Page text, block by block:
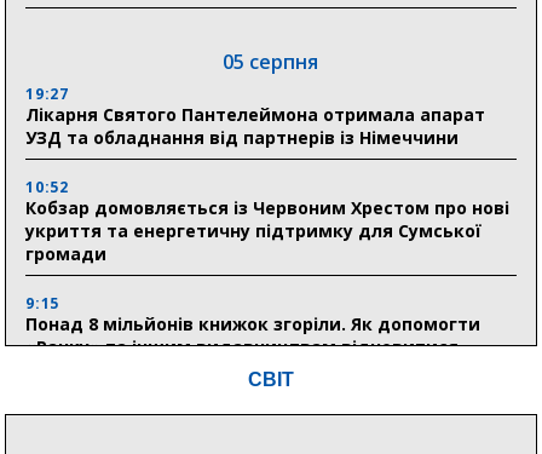
05 серпня
19:27
Лікарня Святого Пантелеймона отримала апарат
УЗД та обладнання від партнерів із Німеччини
10:52
Кобзар домовляється із Червоним Хрестом про нові
укриття та енергетичну підтримку для Сумської
громади
9:15
Понад 8 мільйонів книжок згоріли. Як допомогти
«Ранку» та іншим видавництвам відновитися
04 серпня
СВІТ